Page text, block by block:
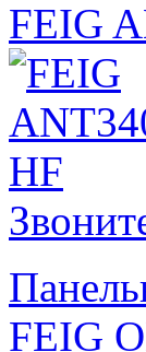
FEIG
FEIG